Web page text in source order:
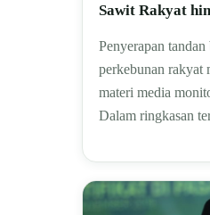
Sawit Rakyat
Penyerapan
perkebunan rakyat
materi media
Dalam ringkasan